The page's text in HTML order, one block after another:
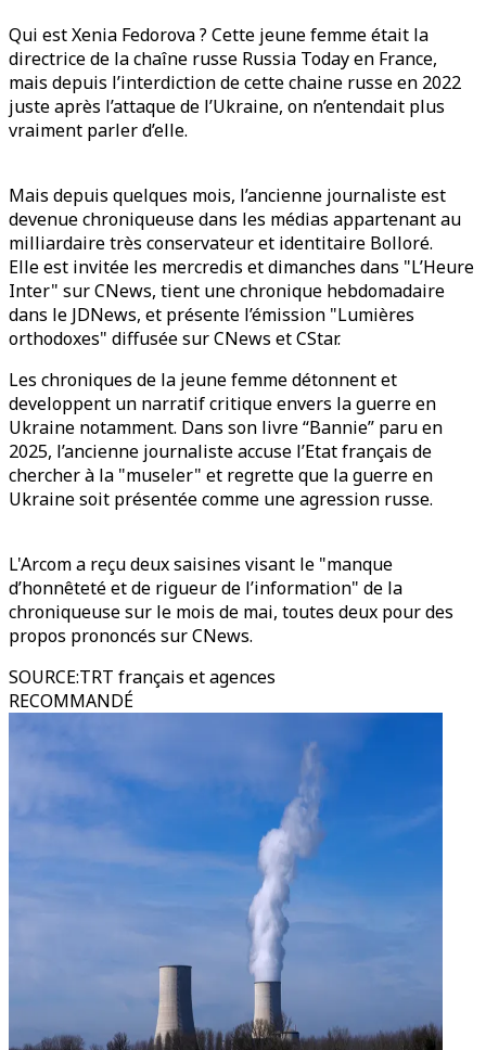
Qui est Xenia Fedorova ? Cette jeune femme était la
directrice de la chaîne russe Russia Today en France,
mais depuis l’interdiction de cette chaine russe en 2022
juste après l’attaque de l’Ukraine, on n’entendait plus
vraiment parler d’elle.
Mais depuis quelques mois, l’ancienne journaliste est
devenue chroniqueuse dans les médias appartenant au
milliardaire très conservateur et identitaire Bolloré.
Elle est invitée les mercredis et dimanches dans "L’Heure
Inter" sur CNews, tient une chronique hebdomadaire
dans le JDNews, et présente l’émission "Lumières
orthodoxes" diffusée sur CNews et CStar.
Les chroniques de la jeune femme détonnent et
developpent un narratif critique envers la guerre en
Ukraine notamment. Dans son livre “Bannie” paru en
2025, l’ancienne journaliste accuse l’Etat français de
chercher à la "museler" et regrette que la guerre en
Ukraine soit présentée comme une agression russe.
L'Arcom a reçu deux saisines visant le "manque
d’honnêteté et de rigueur de l’information" de la
chroniqueuse sur le mois de mai, toutes deux pour des
propos prononcés sur CNews.
SOURCE:TRT français et agences
RECOMMANDÉ